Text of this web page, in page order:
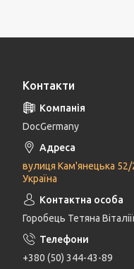
Контакти
DocGermany
вулиця Кам'янецька
Україна
Горобець Тетяна
+380 (50) 344-43-89